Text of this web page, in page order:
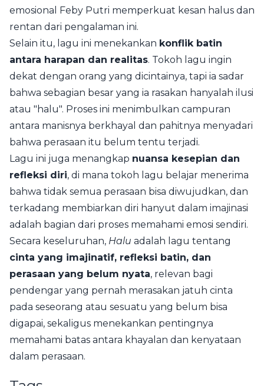
emosional Feby Putri memperkuat kesan halus dan
rentan dari pengalaman ini.
Selain itu, lagu ini menekankan konflik batin
antara harapan dan realitas. Tokoh lagu ingin
dekat dengan orang yang dicintainya, tapi ia sadar
bahwa sebagian besar yang ia rasakan hanyalah ilusi
atau "halu". Proses ini menimbulkan campuran
antara manisnya berkhayal dan pahitnya menyadari
bahwa perasaan itu belum tentu terjadi.
Lagu ini juga menangkap nuansa kesepian dan
refleksi diri, di mana tokoh lagu belajar menerima
bahwa tidak semua perasaan bisa diwujudkan, dan
terkadang membiarkan diri hanyut dalam imajinasi
adalah bagian dari proses memahami emosi sendiri.
Secara keseluruhan, Halu adalah lagu tentang
cinta yang imajinatif, refleksi batin, dan
perasaan yang belum nyata, relevan bagi
pendengar yang pernah merasakan jatuh cinta
pada seseorang atau sesuatu yang belum bisa
digapai, sekaligus menekankan pentingnya
memahami batas antara khayalan dan kenyataan
dalam perasaan.